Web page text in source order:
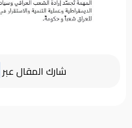
شارك المقال عبر